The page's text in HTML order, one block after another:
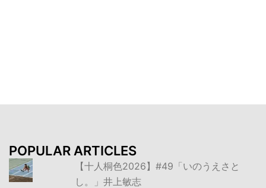
POPULAR ARTICLES
【十人桐色2026】#49「いのうえさと
し。」井上敏志